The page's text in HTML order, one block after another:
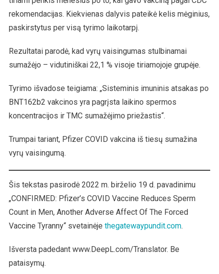
rekomendacijas. Kiekvienas dalyvis pateikė kelis mėginius,
paskirstytus per visą tyrimo laikotarpį.
Rezultatai parodė, kad vyrų vaisingumas stulbinamai
sumažėjo – vidutiniškai 22,1 % visoje tiriamojoje grupėje.
Tyrimo išvadose teigiama: „Sisteminis imuninis atsakas po
BNT162b2 vakcinos yra pagrįsta laikino spermos
koncentracijos ir TMC sumažėjimo priežastis“.
Trumpai tariant, Pfizer COVID vakcina iš tiesų sumažina
vyrų vaisingumą.
Šis tekstas pasirodė 2022 m. birželio 19 d. pavadinimu
„CONFIRMED: Pfizer’s COVID Vaccine Reduces Sperm
Count in Men, Another Adverse Affect Of The Forced
Vaccine Tyranny“ svetainėje thegatewaypundit.com.
Išversta padedant www.DeepL.com/Translator. Be
pataisymų.